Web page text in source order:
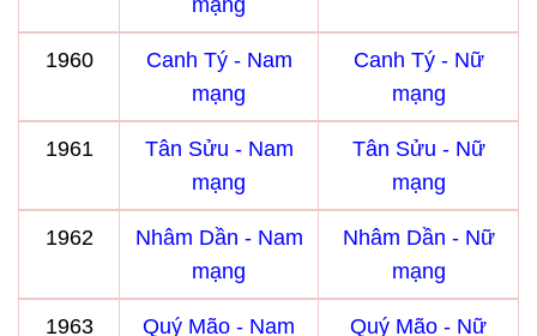
mạng
1960
Canh Tý - Nam
mạng
Canh Tý - Nữ
mạng
1961
Tân Sửu - Nam
mạng
Tân Sửu - Nữ
mạng
1962
Nhâm Dần - Nam
mạng
Nhâm Dần - Nữ
mạng
1963
Quý Mão - Nam
Quý Mão - Nữ